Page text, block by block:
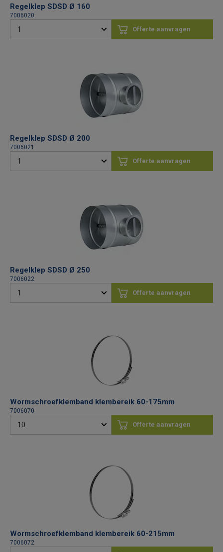
Regelklep SDSD Ø 160
7006020
Offerte aanvragen
Regelklep SDSD Ø 200
7006021
Offerte aanvragen
Regelklep SDSD Ø 250
7006022
Offerte aanvragen
Wormschroef­klemband klembereik 60-175mm
7006070
Offerte aanvragen
Wormschroef­klemband klembereik 60-215mm
7006072